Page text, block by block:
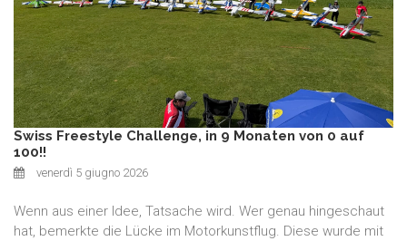
Swiss Freestyle Challenge, in 9 Monaten von 0 auf
100!!
venerdì 5 giugno 2026
Wenn aus einer Idee, Tatsache wird. Wer genau hingeschaut
hat, bemerkte die Lücke im Motorkunstflug. Diese wurde mit